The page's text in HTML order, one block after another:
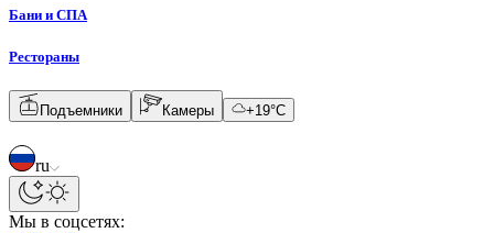
Бани и СПА
Рестораны
Подъемники Камеры +19°C
ru
Мы в соцсетях: